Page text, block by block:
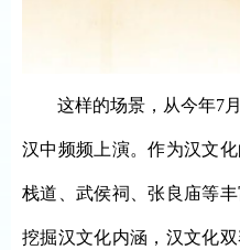
这样的场景，从今年7
汉中频频上演。作为汉文
栈道、武侯祠、张良庙等
挖掘汉文化内涵，汉文化